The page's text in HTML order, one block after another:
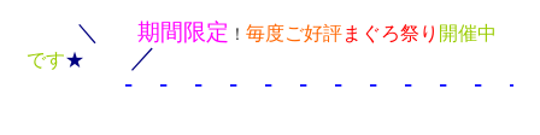
＼ 期間限定 ！ 毎度ご好評まぐろ祭り 開催中
です★
／
- - - - - - - - - - - -